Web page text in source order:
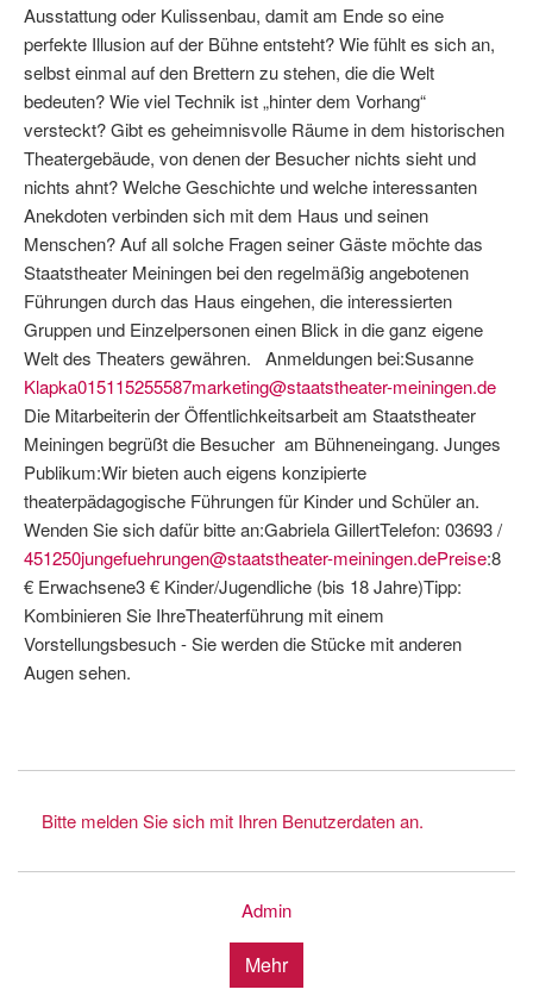
Ausstattung oder Kulissenbau, damit am Ende so eine
perfekte Illusion auf der Bühne entsteht? Wie fühlt es sich an,
selbst einmal auf den Brettern zu stehen, die die Welt
bedeuten? Wie viel Technik ist „hinter dem Vorhang“
versteckt? Gibt es geheimnisvolle Räume in dem historischen
Theatergebäude, von denen der Besucher nichts sieht und
nichts ahnt? Welche Geschichte und welche interessanten
Anekdoten verbinden sich mit dem Haus und seinen
Menschen? Auf all solche Fragen seiner Gäste möchte das
Staatstheater Meiningen bei den regelmäßig angebotenen
Führungen durch das Haus eingehen, die interessierten
Gruppen und Einzelpersonen einen Blick in die ganz eigene
Welt des Theaters gewähren. Anmeldungen bei:Susanne
Klapka015115255587marketing@staatstheater-meiningen.de
Die Mitarbeiterin der Öffentlichkeitsarbeit am Staatstheater
Meiningen begrüßt die Besucher am Bühneneingang. Junges
Publikum:Wir bieten auch eigens konzipierte
theaterpädagogische Führungen für Kinder und Schüler an.
Wenden Sie sich dafür bitte an:Gabriela GillertTelefon: 03693 /
451250jungefuehrungen@staatstheater-meiningen.dePreise:8
€ Erwachsene3 € Kinder/Jugendliche (bis 18 Jahre)Tipp:
Kombinieren Sie IhreTheaterführung mit einem
Vorstellungsbesuch - Sie werden die Stücke mit anderen
Augen sehen.
Bitte melden Sie sich mit Ihren Benutzerdaten an.
Admin
Mehr